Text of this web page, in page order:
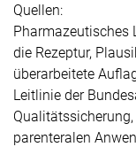
Quellen:
Pharmazeutisches
die Rezeptur,
überarbeitete
Leitlinie der
parenteralen